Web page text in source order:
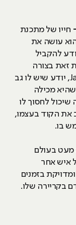
חייו של מתכנת
עושה את
להקביל
זאת בצורה
הטובה ביותר. מתכנת שיעשה זאת ב-Java, יודע שיש לו גב
מכילה
לחסוך לו
את הקוד בעצמו,
בו.
מעט בעולם
איש אחר
בזמנים
בקריירה שלו.